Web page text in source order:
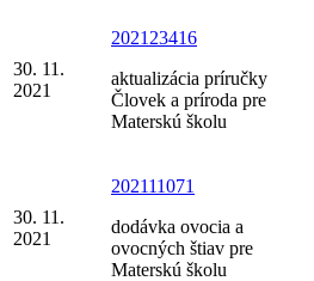
30. 11.
2021
202123416
aktualizácia príručky
Človek a príroda pre
Materskú školu
30. 11.
2021
202111071
dodávka ovocia a
ovocných štiav pre
Materskú školu